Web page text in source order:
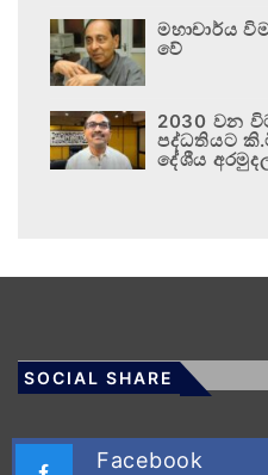
මහාචාර්ය
වේ
2030 වන
පද්ධතියට
දේශීය
SOCIAL SHARE
Facebook